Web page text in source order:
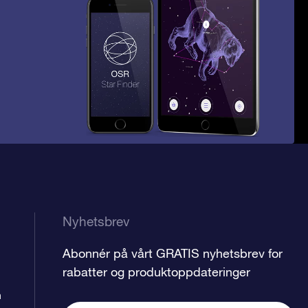
Nyhetsbrev
Abonnér på vårt GRATIS nyhetsbrev for
rabatter og produktoppdateringer